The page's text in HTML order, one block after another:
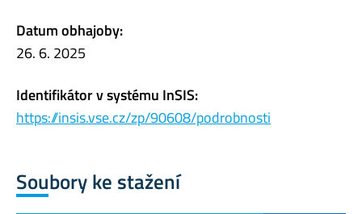
Datum obhajoby:
26. 6. 2025
Identifikátor v systému InSIS:
https://insis.vse.cz/zp/90608/podrobnosti
Soubory ke stažení